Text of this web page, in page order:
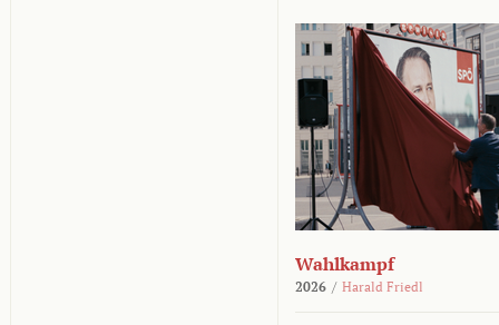
Wahlkampf
2026 / Harald Friedl